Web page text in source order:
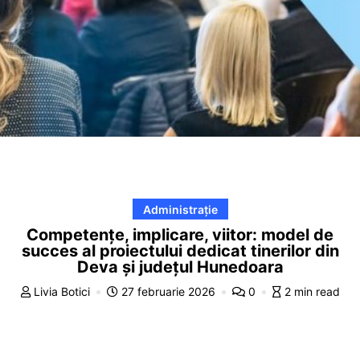
Administrație
Competențe, implicare, viitor: model de
succes al proiectului dedicat tinerilor din
Deva și județul Hunedoara
Livia Botici 27 februarie 2026 0 2 min read